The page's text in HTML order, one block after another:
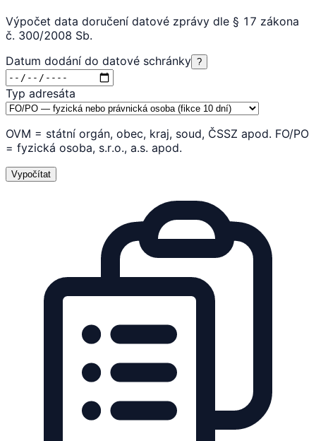
Výpočet data doručení datové zprávy dle § 17 zákona
č. 300/2008 Sb.
Datum dodání do datové schránky ?
Typ adresáta
OVM = státní orgán, obec, kraj, soud, ČSSZ apod. FO/PO
= fyzická osoba, s.r.o., a.s. apod.
Vypočítat